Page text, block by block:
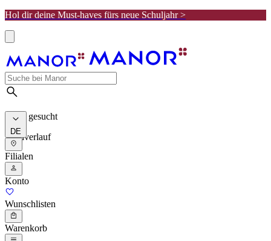
Hol dir deine Must-haves fürs neue Schuljahr >
Meist gesucht
Suchverlauf
DE
Filialen
Konto
Wunschlisten
Warenkorb